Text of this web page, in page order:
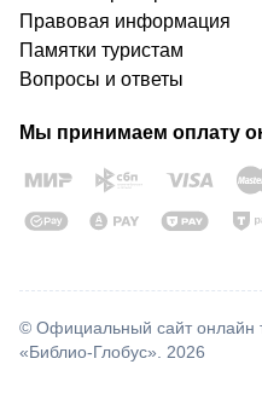
Правовая информация
Памятки туристам
Вопросы и ответы
Мы принимаем оплату
© Официальный сайт онлайн
«Библио-Глобус». 2026